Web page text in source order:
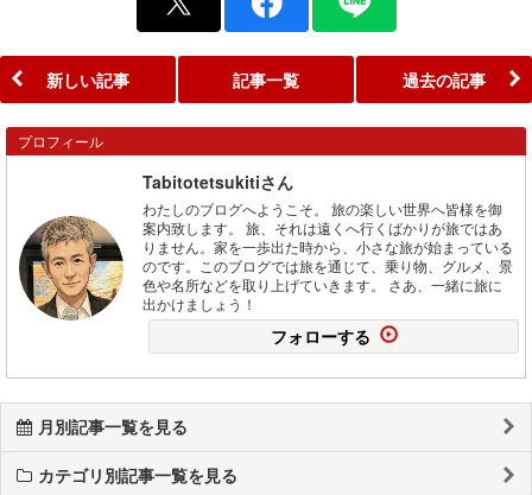
新しい記事 記事一覧 過去の記事
プロフィール
Tabitotetsukitiさん
わたしのブログへようこそ。 旅の楽しい世界へ皆様を御
案内致します。 旅、それは遠くへ行くばかりが旅ではあ
りません。家を一歩出た時から、小さな旅が始まっている
のです。このブログでは旅を通じて、乗り物、グルメ、景
色や名所などを取り上げていきます。 さあ、一緒に旅に
出かけましょう！
フォローする
月別記事一覧を見る
カテゴリ別記事一覧を見る